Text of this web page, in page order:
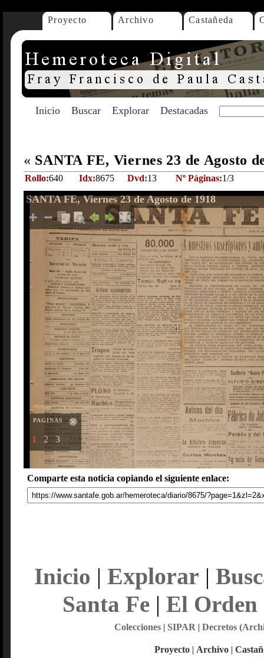
Proyecto Archivo Castañeda
Inicio Buscar Explorar Destacadas
« SANTA FE, Viernes 23 de Agosto
Rollo:640 Idx:8675 Dvd:13 Nº Páginas:1/3
SANTA FE, Viernes 23 de Agosto de 1918
PAGINAS
1 2 3
Comparte esta noticia copiando el siguiente enlace:
Inicio | Explorar |
Santa Fe| El Orden
Colecciones| SIPAR | Decretos
Proyecto | Archivo |